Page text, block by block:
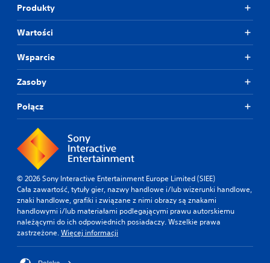
Produkty
Wartości
Wsparcie
Zasoby
Połącz
© 2026 Sony Interactive Entertainment Europe Limited (SIEE)
Cała zawartość, tytuły gier, nazwy handlowe i/lub wizerunki handlowe,
znaki handlowe, grafiki i związane z nimi obrazy są znakami
handlowymi i/lub materiałami podlegającymi prawu autorskiemu
należącymi do ich odpowiednich posiadaczy. Wszelkie prawa
zastrzeżone.Więcej informacji